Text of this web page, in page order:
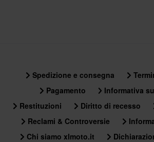
Spedizione e consegna
Pagamento
Informativa
Restituzioni
Diritto di recesso
Reclami & Controversie
Chi siamo xlmoto.it